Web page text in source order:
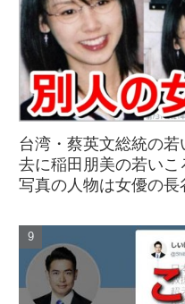
台湾・蔡英文総統の
去に稲田朋美の若いこ
写真の人物は女優の長